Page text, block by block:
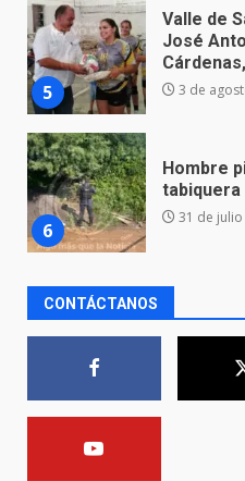
6
Hombre
tabiquera
7
6 de
CONTÁCTANOS